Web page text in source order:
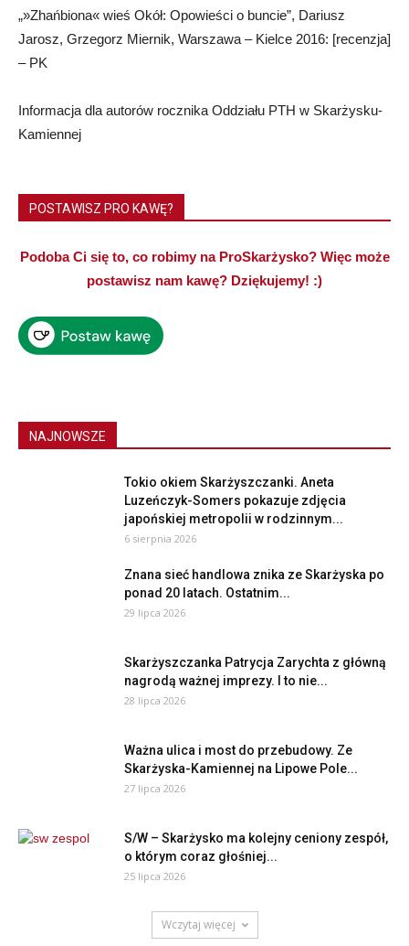
„»Zhańbiona« wieś Okół: Opowieści o buncie”, Dariusz
Jarosz, Grzegorz Miernik, Warszawa – Kielce 2016: [recenzja]
– PK
Informacja dla autorów rocznika Oddziału PTH w Skarżysku-
Kamiennej
POSTAWISZ PRO KAWĘ?
Podoba Ci się to, co robimy na ProSkarżysko? Więc może
postawisz nam kawę? Dziękujemy! :)
NAJNOWSZE
Tokio okiem Skarżyszczanki. Aneta
Luzeńczyk-Somers pokazuje zdjęcia
japońskiej metropolii w rodzinnym...
6 sierpnia 2026
Znana sieć handlowa znika ze Skarżyska po
ponad 20 latach. Ostatnim...
29 lipca 2026
Skarżyszczanka Patrycja Zarychta z główną
nagrodą ważnej imprezy. I to nie...
28 lipca 2026
Ważna ulica i most do przebudowy. Ze
Skarżyska-Kamiennej na Lipowe Pole...
27 lipca 2026
S/W – Skarżysko ma kolejny ceniony zespół,
o którym coraz głośniej...
25 lipca 2026
Wczytaj więcej